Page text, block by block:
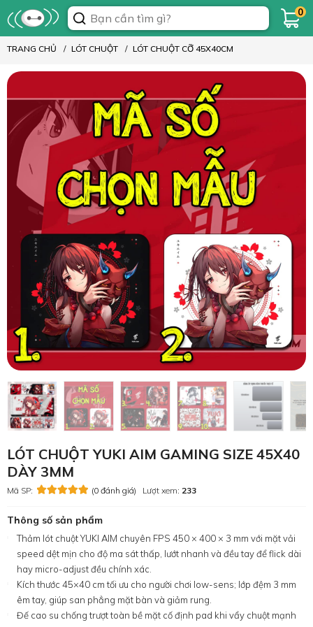
0
TRANG CHỦ LÓT CHUỘT LÓT CHUỘT CỠ 45X40CM
LÓT CHUỘT YUKI AIM GAMING SIZE 45X40
DÀY 3MM
Mã SP: (0 đánh giá) Lượt xem: 233
Thông số sản phẩm
Thảm lót chuột YUKI AIM chuyên FPS 450 × 400 × 3 mm với mặt vải
speed dệt mịn cho độ ma sát thấp, lướt nhanh và đều tay để flick dài
hay micro-adjust đều chính xác.
Kích thước 45×40 cm tối ưu cho người chơi low-sens; lớp đệm 3 mm
êm tay, giúp san phẳng mặt bàn và giảm rung.
Đế cao su chống trượt toàn bề mặt cố định pad khi vẩy chuột mạnh